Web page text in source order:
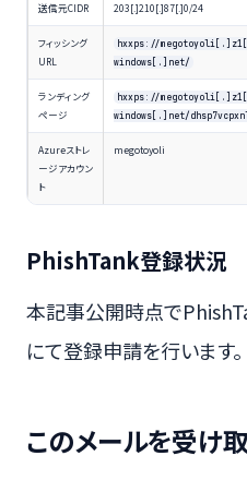
送信元CIDR 203[.]210[.]87[.]0/24
フィッシング
URL
hxxps://
windows[.]net/
ランディング
ページ
hxxps://
windows[.]net/
Azureストレ
ージアカウン
ト
megotoyoli
PhishTank登録状況
本記事公開時点で
にて登録申請を行います。
このメールを受け